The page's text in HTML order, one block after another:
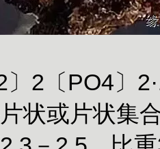
〕2〔PO4〕
状或片状集